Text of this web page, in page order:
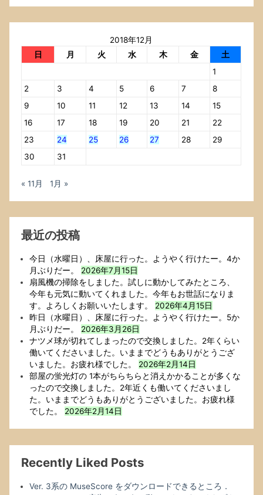
リ
さ
れ
ー
れ
た
の
2015
年
3
月
25
日
で
す
の
で，
約
4
年
ぶ
り
ジ
ー
2018年12月
日
月 火 水 木 金
土
1
2
3 4 5 6 7
8
9
10 11 12 13 14
15
16
17 18 19 20 21
22
23
24 25 26 27 28
29
30
31
« 11月 1月 »
最近の投稿
今日（水曜日）、床屋に行った。ようやく行けたー。4か
月ぶりだー。
2026年7月15日
扇風機の掃除をしました。試しに動かしてみたところ、
今年も元気に動いてくれました。今年もお世話になりま
す。よろしくお願いいたします。
2026年4月15日
昨日（水曜日）、床屋に行った。ようやく行けたー。5か
月ぶりだー。
2026年3月26日
ナツメ球が切れてしまったので交換しました。2年くらい
働いてくださいました。いままでどうもありがとうござ
いました。お疲れ様でした。
2026年2月14日
部屋の蛍光灯の 1本がちらちらと消えかかることが多くな
ったので交換しました。2年近くも働いてくださいまし
た。いままでどうもありがとうございました。お疲れ様
でした。
2026年2月14日
Recently Liked Posts
Ver. 3系の MuseScore をダウンロードできるところ．